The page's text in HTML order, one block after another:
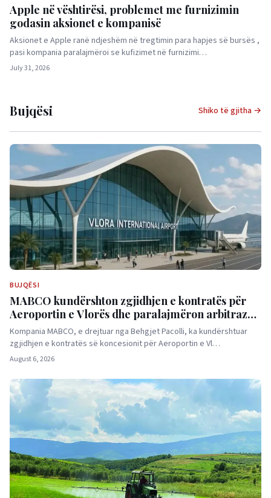
Apple në vështirësi, problemet me furnizimin
godasin aksionet e kompanisë
Aksionet e Apple ranë ndjeshëm në tregtimin para hapjes së bursës ,
pasi kompania paralajmëroi se kufizimet në furnizimi…
July 31, 2026
Bujqësi Shiko të gjitha →
BUJQËSI
MABCO kundërshton zgjidhjen e kontratës për
Aeroportin e Vlorës dhe paralajmëron arbitrazh
ndërkombëtar
Kompania MABCO, e drejtuar nga Behgjet Pacolli, ka kundërshtuar
zgjidhjen e kontratës së koncesionit për Aeroportin e Vl…
August 6, 2026